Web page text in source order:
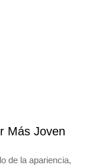
Más Joven
de la apariencia,